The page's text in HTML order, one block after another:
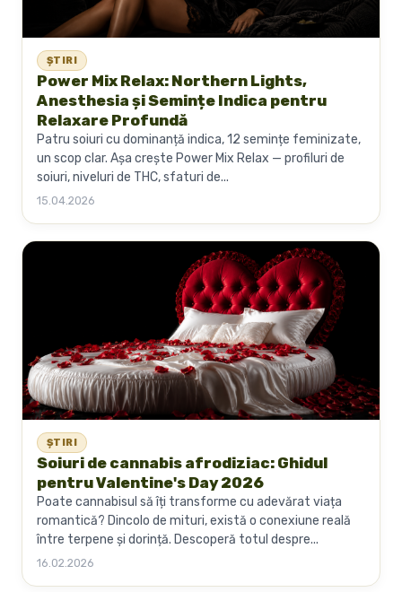
ȘTIRI
Power Mix Relax: Northern Lights,
Anesthesia și Semințe Indica pentru
Relaxare Profundă
Patru soiuri cu dominanță indica, 12 semințe feminizate,
un scop clar. Așa crește Power Mix Relax — profiluri de
soiuri, niveluri de THC, sfaturi de...
15.04.2026
ȘTIRI
Soiuri de cannabis afrodiziac: Ghidul
pentru Valentine's Day 2026
Poate cannabisul să îți transforme cu adevărat viața
romantică? Dincolo de mituri, există o conexiune reală
între terpene și dorință. Descoperă totul despre...
16.02.2026